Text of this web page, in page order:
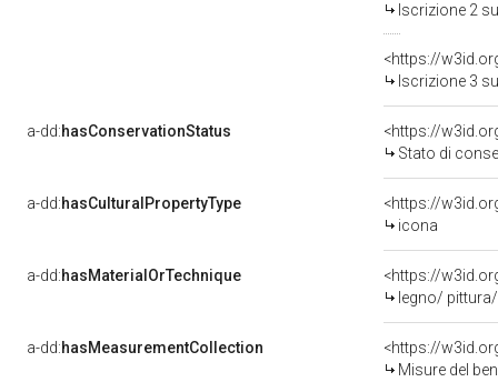
Iscrizione 2
<https://
Iscrizione 3
a-dd:hasConservationStatus
<https://
Stato di
a-dd:hasCulturalPropertyType
icona
a-dd:hasMaterialOrTechnique
<https://
legno/
a-dd:hasMeasurementCollection
<https://
Misure del